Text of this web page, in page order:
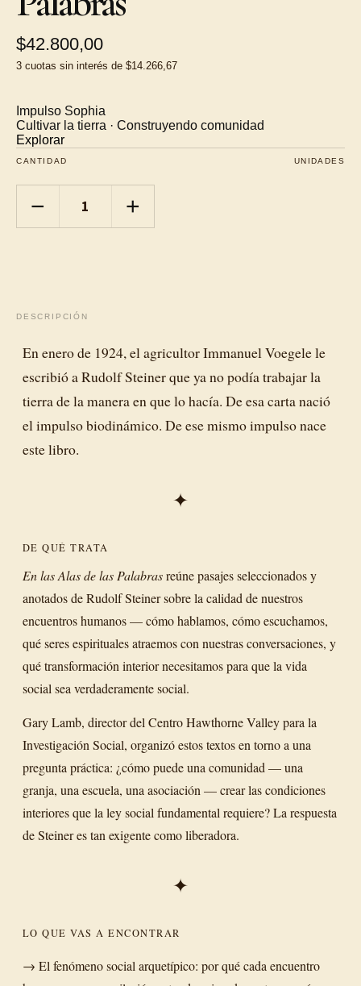
$42.800,00
3 cuotas sin interés de $14.266,67
Impulso Sophia
Cultivar la tierra · Construyendo comunidad
Explorar
CANTIDAD UNIDADES
− +
DESCRIPCIÓN
En enero de 1924, el agricultor Immanuel Voegele le
escribió a Rudolf Steiner que ya no podía trabajar la
tierra de la manera en que lo hacía. De esa carta nació
el impulso biodinámico. De ese mismo impulso nace
este libro.
✦
DE QUÉ TRATA
En las Alas de las Palabrasreúne pasajes seleccionados y
anotados de Rudolf Steiner sobre la calidad de nuestros
encuentros humanos — cómo hablamos, cómo escuchamos,
qué seres espirituales atraemos con nuestras conversaciones, y
qué transformación interior necesitamos para que la vida
social sea verdaderamente social.
Gary Lamb, director del Centro Hawthorne Valley para la
Investigación Social, organizó estos textos en torno a una
pregunta práctica: ¿cómo puede una comunidad — una
granja, una escuela, una asociación — crear las condiciones
interiores que la ley social fundamental requiere? La respuesta
de Steiner es tan exigente como liberadora.
✦
LO QUE VAS A ENCONTRAR
→ El fenómeno social arquetípico: por qué cada encuentro